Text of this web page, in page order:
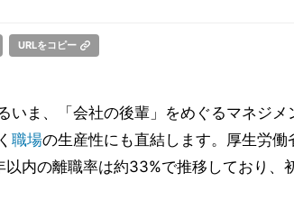
URLをコピー
いま、「会社の後輩」をめぐるマネジ
職場の生産性にも直結します。厚生労
内の離職率は約33%で推移しており、